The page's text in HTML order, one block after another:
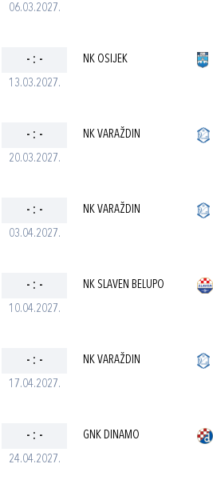
06.03.2027.
13.03.2027.
- : - NK OSIJEK
20.03.2027.
- : - NK VARAŽDIN
03.04.2027.
- : - NK VARAŽDIN
10.04.2027.
- : - NK SLAVEN BELUPO
17.04.2027.
- : - NK VARAŽDIN
24.04.2027.
- : - GNK DINAMO